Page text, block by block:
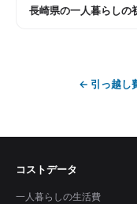
長崎県の一人暮らしの
← 引っ越し
コストデータ
一人暮らしの生活費